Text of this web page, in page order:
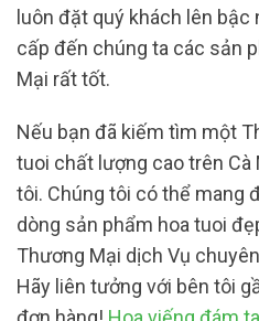
luôn đặt quý khách lên
cấp đến chúng ta các sản
Mại rất tốt.
Nếu bạn đã kiếm tìm một
tuoi chất lượng cao trên Cà
tôi. Chúng tôi có thể mang
dòng sản phẩm hoa tuoi
Thương Mại dịch Vụ
Hãy liên tưởng với bên tôi